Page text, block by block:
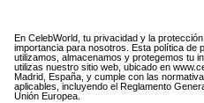
En CelebWorld, tu privacidad y la
importancia para nosotros. Esta política de
utilizamos, almacenamos y protegemos tu
utilizas nuestro sitio web, ubicado en
Madrid, España, y cumple con las
aplicables, incluyendo el Reglamento
Unión Europea.